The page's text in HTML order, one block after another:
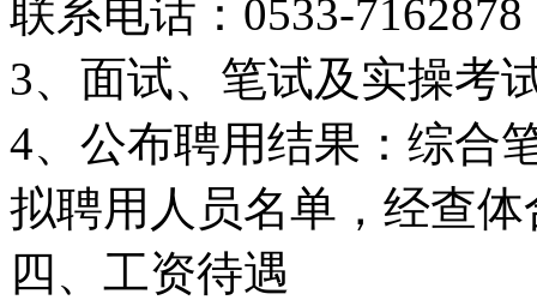
联系电话：0533-7162878
3、面试、笔试及实操考
4、公布聘用结果：综合
拟聘用人员名单，经查
四、工资待遇